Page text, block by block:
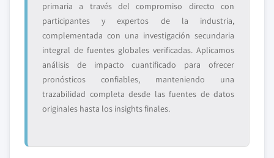
primaria a través del compromiso directo con
participantes y expertos de la industria,
complementada con una investigación secundaria
integral de fuentes globales verificadas. Aplicamos
análisis de impacto cuantificado para ofrecer
pronósticos confiables, manteniendo una
trazabilidad completa desde las fuentes de datos
originales hasta los insights finales.